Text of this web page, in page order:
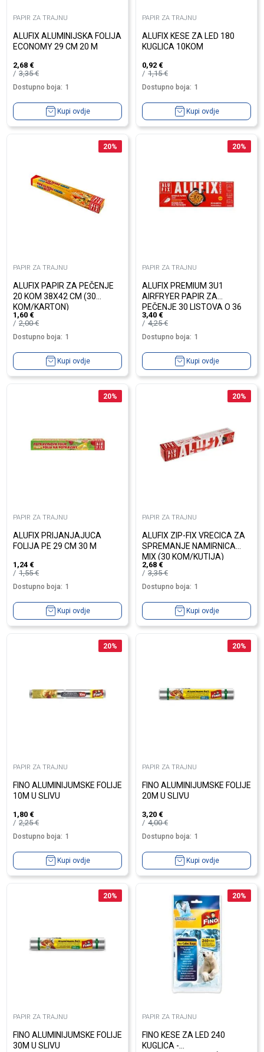
PAPIR ZA TRAJNU
ALUFIX ALUMINIJSKA FOLIJA
ECONOMY 29 CM 20 M
2,68 €
3,35€
Dostupno boja: 1
Kupi ovdje
PAPIR ZA TRAJNU
ALUFIX KESE ZA LED 180
KUGLICA 10KOM
0,92 €
1,15€
Dostupno boja: 1
Kupi ovdje
20%
PAPIR ZA TRAJNU
ALUFIX PAPIR ZA PEČENJE
20 KOM 38X42 CM (30
KOM/KARTON)
1,60 €
2,00€
Dostupno boja: 1
Kupi ovdje
20%
PAPIR ZA TRAJNU
ALUFIX PREMIUM 3U1
AIRFRYER PAPIR ZA
PEČENJE 30 LISTOVA O 36
3,40 €
4,25€
Dostupno boja: 1
Kupi ovdje
20%
PAPIR ZA TRAJNU
ALUFIX PRIJANJAJUCA
FOLIJA PE 29 CM 30 M
1,24 €
1,55€
Dostupno boja: 1
Kupi ovdje
20%
PAPIR ZA TRAJNU
ALUFIX ZIP-FIX VRECICA ZA
SPREMANJE NAMIRNICA
MIX (30 KOM/KUTIJA)
2,68 €
3,35€
Dostupno boja: 1
Kupi ovdje
20%
PAPIR ZA TRAJNU
FINO ALUMINIJUMSKE FOLIJE
10M U SLIVU
1,80 €
2,25€
Dostupno boja: 1
Kupi ovdje
20%
PAPIR ZA TRAJNU
FINO ALUMINIJUMSKE FOLIJE
20M U SLIVU
3,20 €
4,00€
Dostupno boja: 1
Kupi ovdje
20%
PAPIR ZA TRAJNU
FINO ALUMINIJUMSKE FOLIJE
30M U SLIVU
20%
PAPIR ZA TRAJNU
FINO KESE ZA LED 240
KUGLICA -